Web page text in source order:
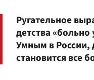
Ругательное
детства
Умным в России,
становится все